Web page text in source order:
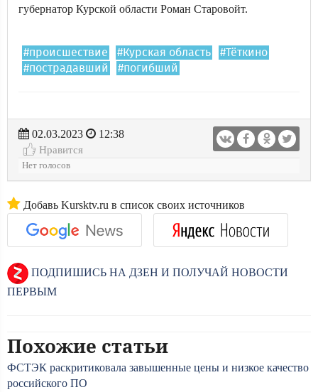
губернатор Курской области Роман Старовойт.
#происшествие #Курская область
#Тёткино
#пострадавший
#погибший
02.03.2023
12:38
Нравится
Нет голосов
Добавь Kursktv.ru в список своих источников
ПОДПИШИСЬ НА ДЗЕН И ПОЛУЧАЙ НОВОСТИ
ПЕРВЫМ
Похожие статьи
ФСТЭК раскритиковала завышенные цены и низкое качество
российского ПО